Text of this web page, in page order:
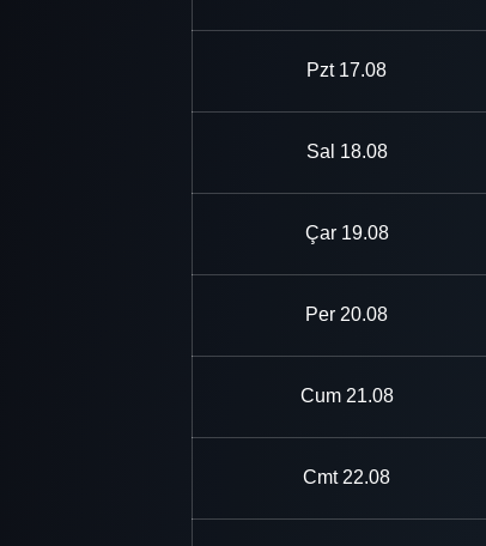
Pzt 17.08
Sal 18.08
Çar 19.08
Per 20.08
Cum 21.08
Cmt 22.08